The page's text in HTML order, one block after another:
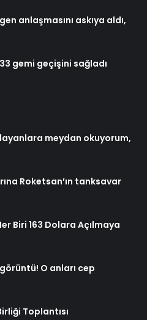
anlaşmasını askıya aldı,
gemi geçişini sağladı
meydan okuyorum,
Roketsan’ın tanksavar
Biri 163 Dolara Açılmaya
O anları cep
Toplantısı